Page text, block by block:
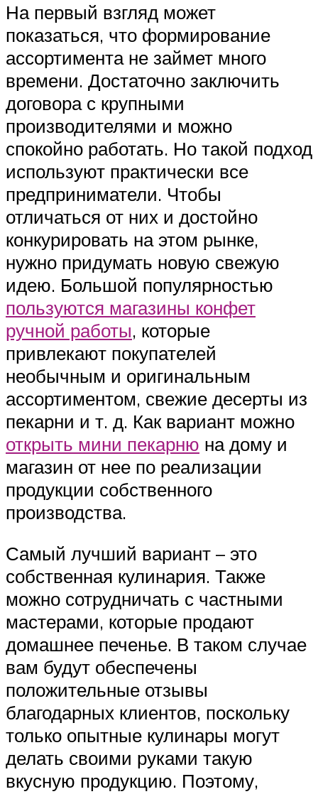
На первый взгляд может
показаться, что формирование
ассортимента не займет много
времени. Достаточно заключить
договора с крупными
производителями и можно
спокойно работать. Но такой подход
используют практически все
предприниматели. Чтобы
отличаться от них и достойно
конкурировать на этом рынке,
нужно придумать новую свежую
идею. Большой популярностью
пользуются магазины конфет
ручной работы, которые
привлекают покупателей
необычным и оригинальным
ассортиментом, свежие десерты из
пекарни и т. д. Как вариант можно
открыть мини пекарню на дому и
магазин от нее по реализации
продукции собственного
производства.
Самый лучший вариант – это
собственная кулинария. Также
можно сотрудничать с частными
мастерами, которые продают
домашнее печенье. В таком случае
вам будут обеспечены
положительные отзывы
благодарных клиентов, поскольку
только опытные кулинары могут
делать своими руками такую
вкусную продукцию. Поэтому,